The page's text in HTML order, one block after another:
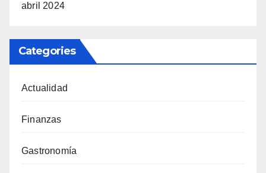
abril 2024
Categories
Actualidad
Finanzas
Gastronomía